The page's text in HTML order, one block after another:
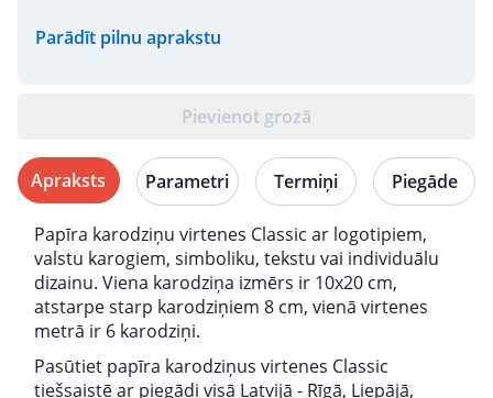
Parādīt pilnu aprakstu
Pievienot grozā
Apraksts Parametri Termiņi Piegāde
Papīra karodziņu virtenes Classic ar logotipiem,
valstu karogiem, simboliku, tekstu vai individuālu
dizainu. Viena karodziņa izmērs ir 10x20 cm,
atstarpe starp karodziņiem 8 cm, vienā virtenes
metrā ir 6 karodziņi.
Pasūtiet papīra karodziņus virtenes Classic
tiešsaistē ar piegādi visā Latvijā - Rīgā, Liepājā,